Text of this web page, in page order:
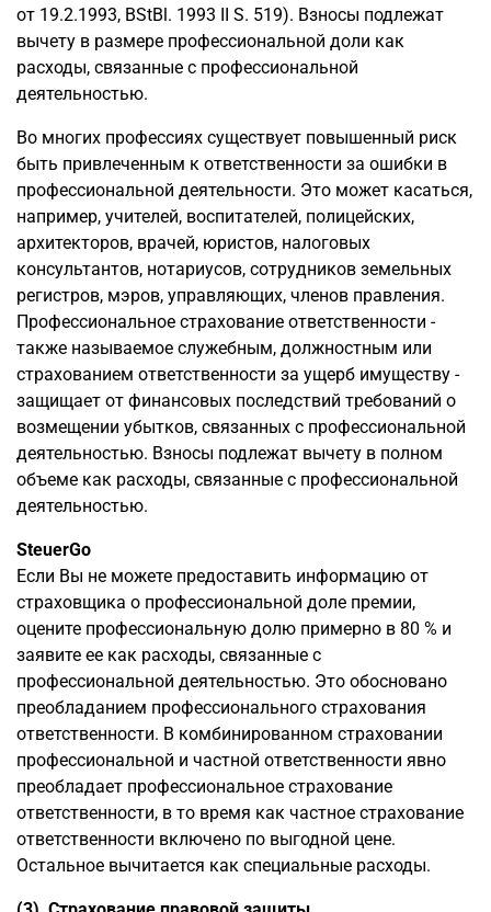
от 19.2.1993, BStBl. 1993 II S. 519). Взносы подлежат
вычету в размере профессиональной доли как
расходы, связанные с профессиональной
деятельностью.
Во многих профессиях существует повышенный риск
быть привлеченным к ответственности за ошибки в
профессиональной деятельности. Это может касаться,
например, учителей, воспитателей, полицейских,
архитекторов, врачей, юристов, налоговых
консультантов, нотариусов, сотрудников земельных
регистров, мэров, управляющих, членов правления.
Профессиональное страхование ответственности -
также называемое служебным, должностным или
страхованием ответственности за ущерб имуществу -
защищает от финансовых последствий требований о
возмещении убытков, связанных с профессиональной
деятельностью. Взносы подлежат вычету в полном
объеме как расходы, связанные с профессиональной
деятельностью.
SteuerGo
Если Вы не можете предоставить информацию от
страховщика о профессиональной доле премии,
оцените профессиональную долю примерно в 80 % и
заявите ее как расходы, связанные с
профессиональной деятельностью. Это обосновано
преобладанием профессионального страхования
ответственности. В комбинированном страховании
профессиональной и частной ответственности явно
преобладает профессиональное страхование
ответственности, в то время как частное страхование
ответственности включено по выгодной цене.
Остальное вычитается как специальные расходы.